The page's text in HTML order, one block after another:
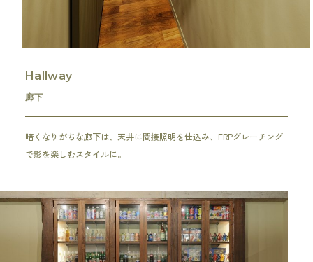
Hallway
廊下
暗くなりがちな廊下は、天井に間接照明を仕込み、FRPグレーチング
で影を楽しむスタイルに。